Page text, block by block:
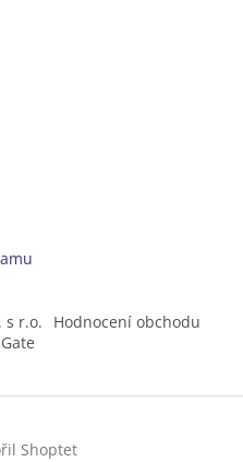
s r.o.
Hodnocení obchodu
Shoptet